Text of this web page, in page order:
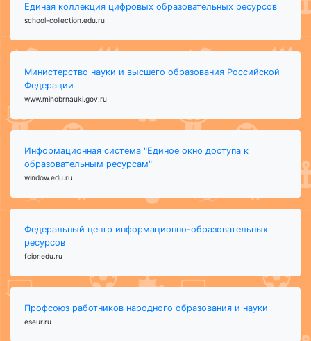
Единая коллекция цифровых образовательных ресурсов
school-collection.edu.ru
Министерство науки и высшего образования Российской
Федерации
www.minobrnauki.gov.ru
Информационная система "Единое окно доступа к
образовательным ресурсам"
window.edu.ru
Федеральный центр информационно-образовательных
ресурсов
fcior.edu.ru
Профсоюз работников народного образования и науки
eseur.ru